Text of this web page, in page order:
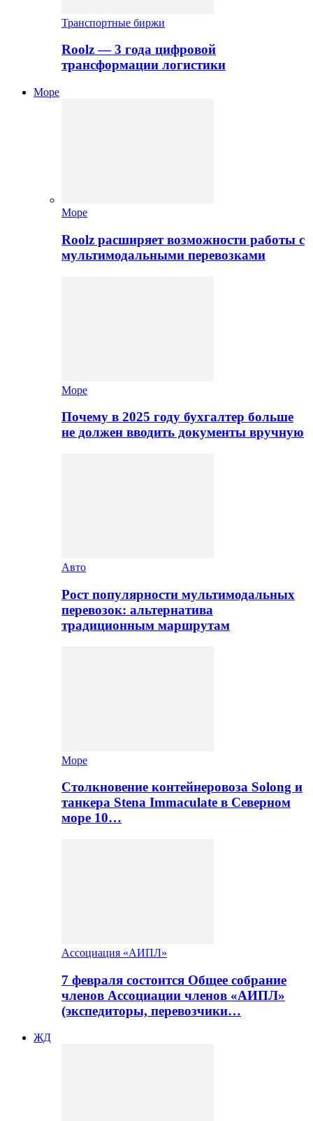
Транспортные биржи
Roolz — 3 года цифровой
трансформации логистики
Море
Море
Roolz расширяет возможности работы с
мультимодальными перевозками
Море
Почему в 2025 году бухгалтер больше
не должен вводить документы вручную
Авто
Рост популярности мультимодальных
перевозок: альтернатива
традиционным маршрутам
Море
Столкновение контейнеровоза Solong и
танкера Stena Immaculate в Северном
море 10…
Ассоциация «АИПЛ»
7 февраля состоится Общее собрание
членов Ассоциации членов «АИПЛ»
(экспедиторы, перевозчики…
ЖД